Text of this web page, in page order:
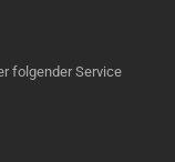
folgender Service